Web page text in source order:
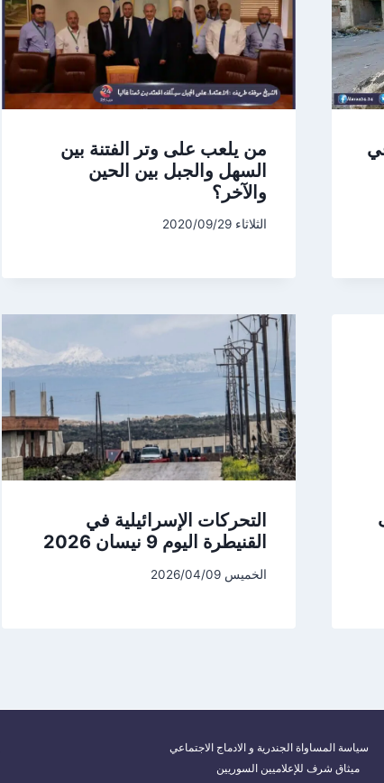
من يلعب على وتر الفتنة بين
السهل والجبل بين الحين
والآخر؟
الثلاثاء 2020/09/29
التحركات الإسرائيلية في
القنيطرة اليوم 9 نيسان 2026
الخميس 2026/04/09
سياسة المساواة الجندرية و الادماج الاجتماعي
ميثاق شرف للإعلاميين السوريين